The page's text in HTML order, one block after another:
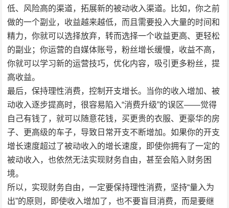
低、风险高的渠道，拓展新的被动收入渠道。比如，你之前
做的一个副业，收益越来越低，而且需要投入大量的时间和
精力，你就可以选择放弃，转而选择一个收益更高、更轻松
的副业；你运营的自媒体账号，粉丝增长缓慢，收益不高，
你就可以学习新的运营技巧，优化内容，吸引更多粉丝，提
高收益。
最后，保持理性消费，控制开支增长。当你的收入增加、被
动收入逐步提高时，很容易陷入“消费升级”的误区——觉得
自己有钱了，就可以随意花钱，买更贵的衣服、更豪华的房
子、更高级的车子，导致日常开支不断增加。如果你的开支
增长速度超过了被动收入的增长速度，即使你拥有了一定的
被动收入，也依然无法实现财务自由，甚至会陷入财务困
境。
所以，实现财务自由，一定要保持理性消费，坚持“量入为
出”的原则，即使收入增加了，也不要盲目消费，而是要继